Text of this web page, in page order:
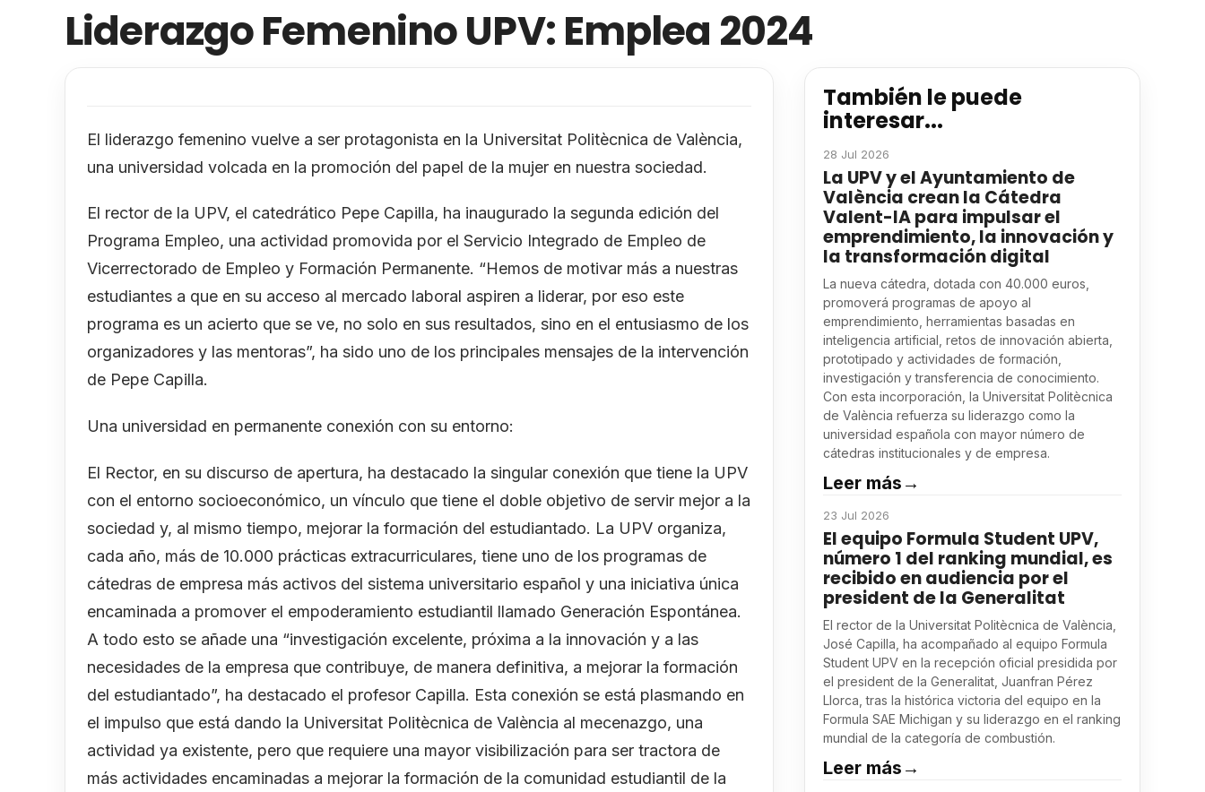
Liderazgo Femenino UPV: Emplea 2024
El liderazgo femenino vuelve a ser protagonista en la Universitat Politècnica de València,
una universidad volcada en la promoción del papel de la mujer en nuestra sociedad.
El rector de la UPV, el catedrático Pepe Capilla, ha inaugurado la segunda edición del
Programa Empleo, una actividad promovida por el Servicio Integrado de Empleo de
Vicerrectorado de Empleo y Formación Permanente. “Hemos de motivar más a nuestras
estudiantes a que en su acceso al mercado laboral aspiren a liderar, por eso este
programa es un acierto que se ve, no solo en sus resultados, sino en el entusiasmo de los
organizadores y las mentoras”, ha sido uno de los principales mensajes de la intervención
de Pepe Capilla.
Una universidad en permanente conexión con su entorno:
El Rector, en su discurso de apertura, ha destacado la singular conexión que tiene la UPV
con el entorno socioeconómico, un vínculo que tiene el doble objetivo de servir mejor a la
sociedad y, al mismo tiempo, mejorar la formación del estudiantado. La UPV organiza,
cada año, más de 10.000 prácticas extracurriculares, tiene uno de los programas de
cátedras de empresa más activos del sistema universitario español y una iniciativa única
encaminada a promover el empoderamiento estudiantil llamado Generación Espontánea.
A todo esto se añade una “investigación excelente, próxima a la innovación y a las
necesidades de la empresa que contribuye, de manera definitiva, a mejorar la formación
del estudiantado”, ha destacado el profesor Capilla. Esta conexión se está plasmando en
el impulso que está dando la Universitat Politècnica de València al mecenazgo, una
actividad ya existente, pero que requiere una mayor visibilización para ser tractora de
más actividades encaminadas a mejorar la formación de la comunidad estudiantil de la
También le puede
interesar...
28 Jul 2026
La UPV y el Ayuntamiento de
València crean la Cátedra
Valent-IA para impulsar el
emprendimiento, la innovación y
la transformación digital
La nueva cátedra, dotada con 40.000 euros,
promoverá programas de apoyo al
emprendimiento, herramientas basadas en
inteligencia artificial, retos de innovación abierta,
prototipado y actividades de formación,
investigación y transferencia de conocimiento.
Con esta incorporación, la Universitat Politècnica
de València refuerza su liderazgo como la
universidad española con mayor número de
cátedras institucionales y de empresa.
Leer más →
23 Jul 2026
El equipo Formula Student UPV,
número 1 del ranking mundial, es
recibido en audiencia por el
president de la Generalitat
El rector de la Universitat Politècnica de València,
José Capilla, ha acompañado al equipo Formula
Student UPV en la recepción oficial presidida por
el president de la Generalitat, Juanfran Pérez
Llorca, tras la histórica victoria del equipo en la
Formula SAE Michigan y su liderazgo en el ranking
mundial de la categoría de combustión.
Leer más →